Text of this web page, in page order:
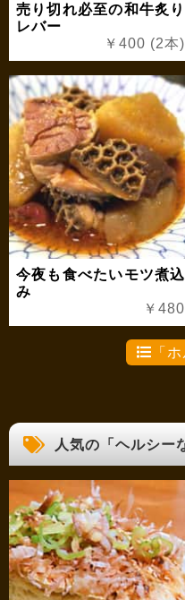
売り切れ必至の和牛炙り
レバー
￥400 (2本)
今夜も食べたいモツ煮込
み
￥480
「
人気の「ヘルシー